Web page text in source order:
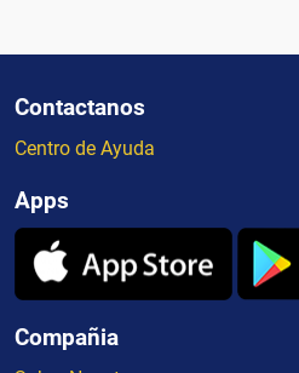
Contactanos
Centro de Ayuda
Apps
Compañia